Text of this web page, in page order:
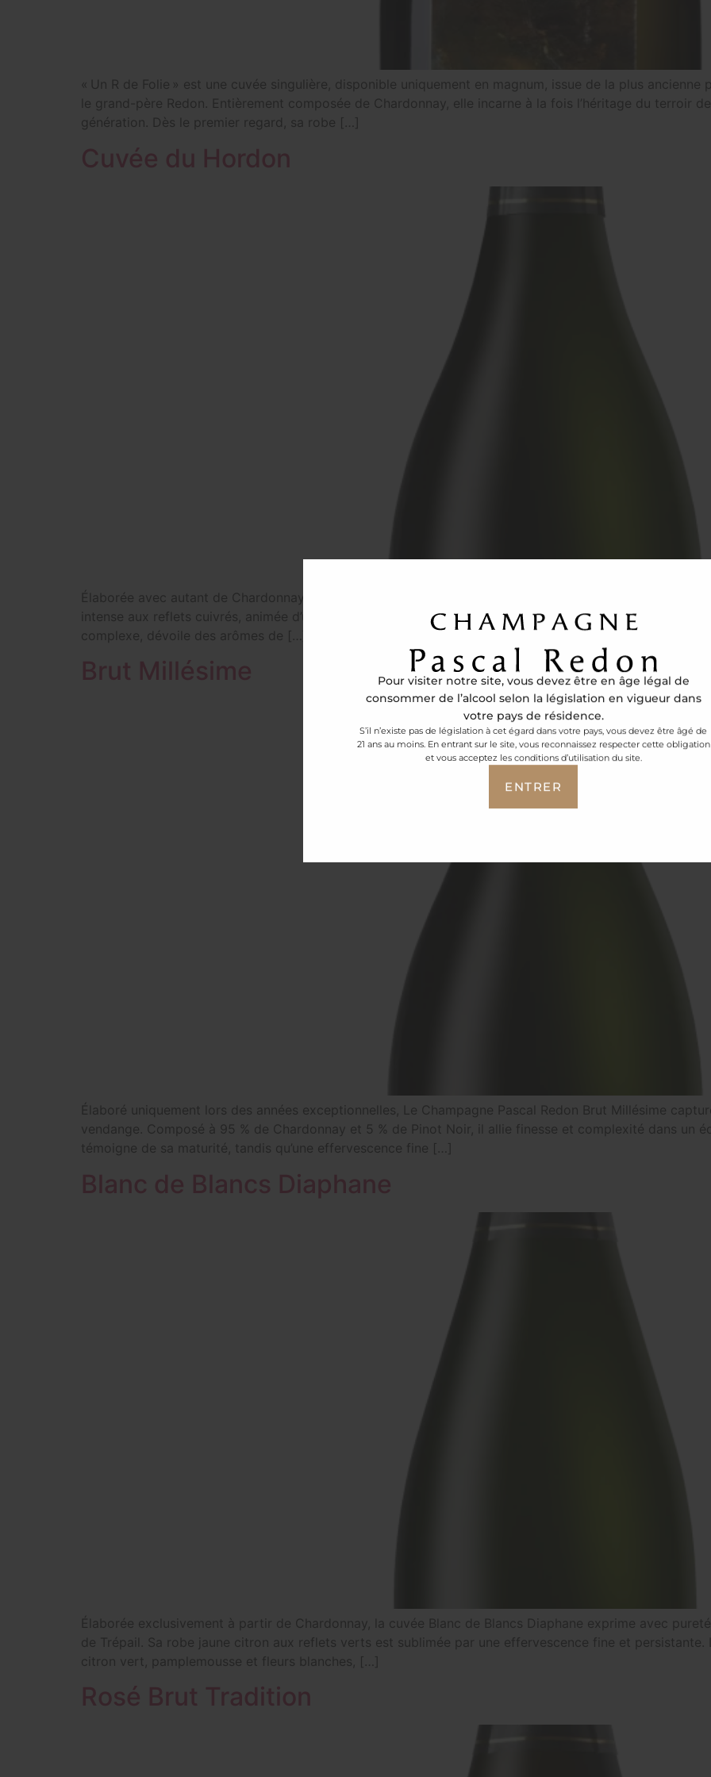
« Un R de Folie » est une cuvée singulière, disponible uniquement en magnum, issue de la plus ancienne
le grand-père Redon. Entièrement composée de Chardonnay, elle incarne à la fois l’héritage du terroir
génération. Dès le premier regard, sa robe […]
Cuvée du Hordon
Élaborée avec autant de Chardonnay que de Pinot Noir, la Cuvée du Hordon est un vin de caractère,
intense aux reflets cuivrés, animée d’une fine effervescence et d’un léger cordon, signe de raffinement
complexe, dévoile des arômes de […]
Brut Millésime
Élaboré uniquement lors des années exceptionnelles, Le Champagne Pascal Redon Brut Millésime
vendange. Composé à 95 % de Chardonnay et 5 % de Pinot Noir, il allie finesse et complexité dans un
témoigne de sa maturité, tandis qu’une effervescence fine […]
Blanc de Blancs Diaphane
Élaborée exclusivement à partir de Chardonnay, la cuvée Blanc de Blancs Diaphane exprime avec
de Trépail. Sa robe jaune citron aux reflets verts est sublimée par une effervescence fine et persistante.
citron vert, pamplemousse et fleurs blanches, […]
Rosé Brut Tradition
Pour visiter notre site, vous devez être en âge légal de
consommer de l’alcool selon la législation en vigueur dans
votre pays de résidence.
S’il n’existe pas de législation à cet égard dans votre pays, vous devez être âgé de
21 ans au moins. En entrant sur le site, vous reconnaissez respecter cette obligation
et vous acceptez les conditions d’utilisation du site.
ENTRER